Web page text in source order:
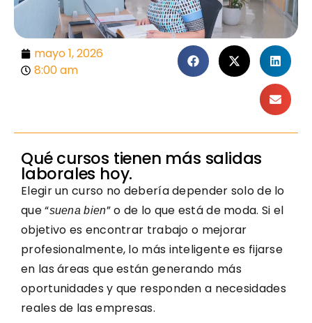
mayo 1, 2026
8:00 am
Qué cursos tienen más salidas
laborales hoy.
Elegir un curso no debería depender solo de lo
que “suena bien” o de lo que está de moda. Si el
objetivo es encontrar trabajo o mejorar
profesionalmente, lo más inteligente es fijarse
en las áreas que están generando más
oportunidades y que responden a necesidades
reales de las empresas.